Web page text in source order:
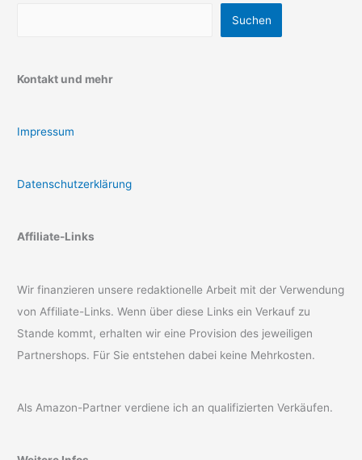
Suchen
Kontakt und mehr
Impressum
Datenschutzerklärung
Affiliate-Links
Wir finanzieren unsere redaktionelle Arbeit mit der Verwendung
von Affiliate-Links. Wenn über diese Links ein Verkauf zu
Stande kommt, erhalten wir eine Provision des jeweiligen
Partnershops. Für Sie entstehen dabei keine Mehrkosten.
Als Amazon-Partner verdiene ich an qualifizierten Verkäufen.